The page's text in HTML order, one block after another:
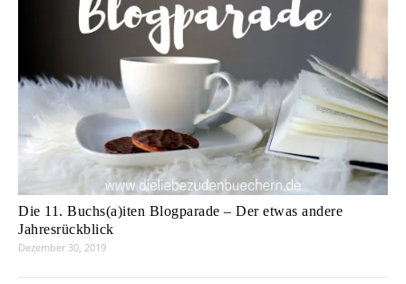
Die 11. Buchs(a)iten Blogparade – Der etwas andere
Jahresrückblick
Dezember 30, 2019